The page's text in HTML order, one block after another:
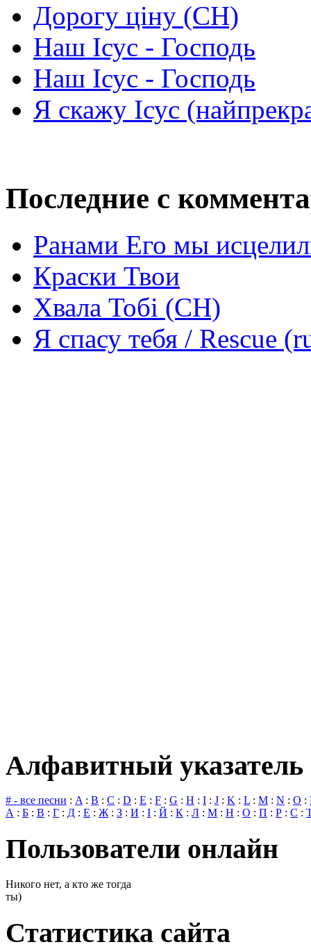
Дорогу ціну (СН)
Наш Ісус - Господь
Наш Ісус - Господь
Я скажу Ісус
Последние с
Ранами Его мы
Краски Твои
Хвала Тобі (СН)
Я спасу тебя / Rescue
Алфавитный указатель
# - все песни : A: B : C : D : E : F : G : H : I : J : K : L : M : N : O :
А : Б : В : Г : Д : Е : Ж: З : И : І : Й : К : Л : М : Н : О : П : Р : С :
Пользователи онлайн
Никого нет, а кто же тогда
ты)
Статистика сайта